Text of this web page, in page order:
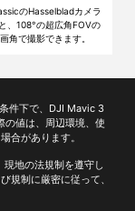
のHasselbladカメラ
、108°の超広角FOVの
角で撮影できます。
件下で、DJI Mavic 3
値は、周辺環境、使
合があります。
地の法規制を遵守し
規制に厳密に従って、